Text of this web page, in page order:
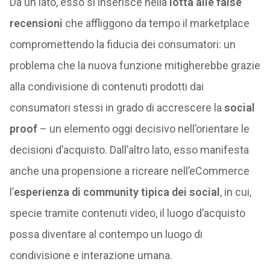
recensioni che affliggono da tempo il marketplace
compromettendo la fiducia dei consumatori: un
problema che la nuova funzione mitigherebbe grazie
alla condivisione di contenuti prodotti dai
consumatori stessi in grado di accrescere la social
proof– un elemento oggi decisivo nell’orientare le
decisioni d’acquisto. Dall’altro lato, esso manifesta
anche una propensione a ricreare nell’eCommerce
l’esperienza di community tipica dei social , in cui,
specie tramite contenuti video, il luogo d’acquisto
possa diventare al contempo un luogo di
condivisione e interazione umana.